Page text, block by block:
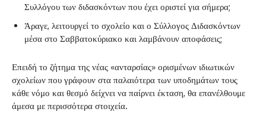
Συλλόγου των διδασκόντων που έχει οριστεί για σήμερα;
Άραγε, λειτουργεί το σχολείο και ο Σύλλογος Διδασκόντων
μέσα στο Σαββατοκύριακο και λαμβάνουν αποφάσεις;
Επειδή το ζήτημα της νέας «ανταρσίας» ορισμένων ιδιωτικών
σχολείων που γράφουν στα παλαιότερα των υποδημάτων τους
κάθε νόμο και θεσμό δείχνει να παίρνει έκταση, θα επανέλθουμε
άμεσα με περισσότερα στοιχεία.